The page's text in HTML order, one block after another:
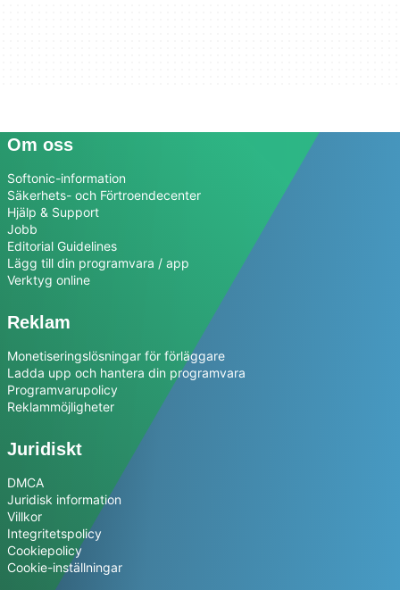
Om oss
Softonic-information
Säkerhets- och Förtroendecenter
Hjälp & Support
Jobb
Editorial Guidelines
Lägg till din programvara / app
Verktyg online
Reklam
Monetiseringslösningar för förläggare
Ladda upp och hantera din programvara
Programvarupolicy
Reklammöjligheter
Juridiskt
DMCA
Juridisk information
Villkor
Integritetspolicy
Cookiepolicy
Cookie-inställningar